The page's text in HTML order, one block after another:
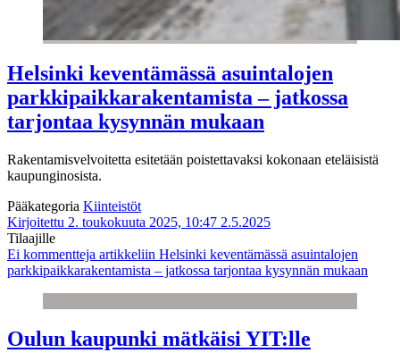
Helsinki keventämässä asuintalojen
parkkipaikkarakentamista – jatkossa
tarjontaa kysynnän mukaan
Rakentamisvelvoitetta esitetään poistettavaksi kokonaan eteläisistä
kaupunginosista.
Pääkategoria Kiinteistöt
Kirjoitettu 2. toukokuuta 2025, 10:47 2.5.2025
Tilaajille
Ei kommentteja artikkeliin Helsinki keventämässä asuintalojen
parkkipaikkarakentamista – jatkossa tarjontaa kysynnän mukaan
Oulun kaupunki mätkäisi YIT:lle